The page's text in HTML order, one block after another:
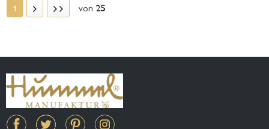
1 von 25